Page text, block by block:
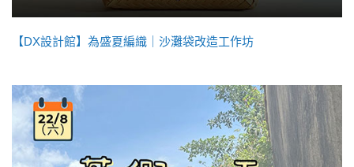
【DX設計館】為盛夏編織｜沙灘袋改造工作坊